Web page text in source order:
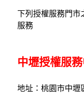
下列授權服務門市
服務
中壢授權服
地址：桃園市中壢